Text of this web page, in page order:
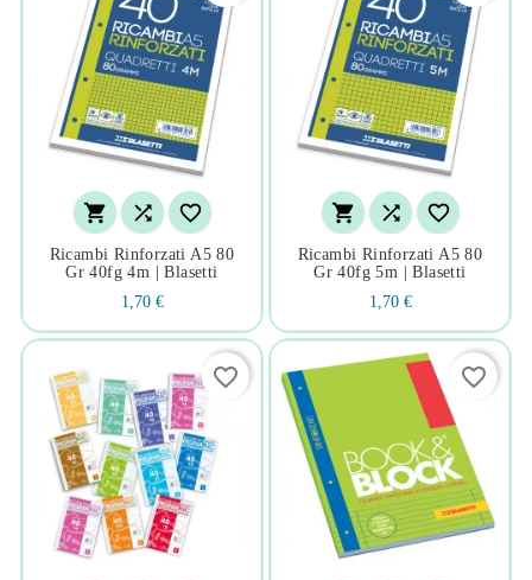
  
Ricambi Rinforzati A5 80
Gr 40fg 4m | Blasetti
1,70 €
  
Ricambi Rinforzati A5 80
Gr 40fg 5m | Blasetti
1,70 €
favorite_border favorite_border